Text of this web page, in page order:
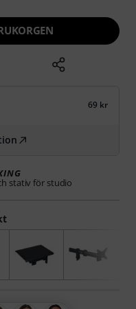
69 kr
stativ för studio